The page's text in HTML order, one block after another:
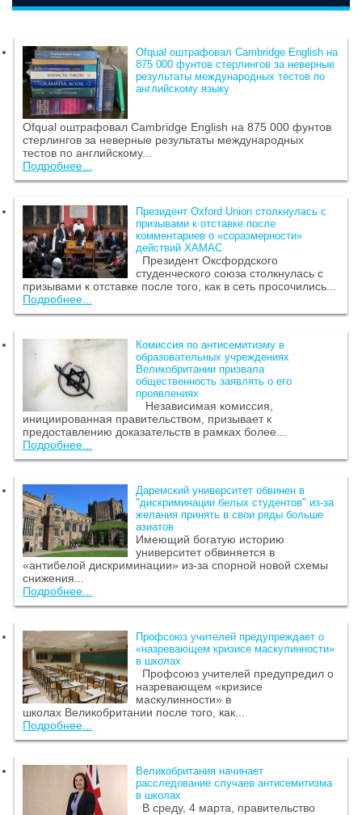
Ofqual оштрафовал Cambridge English на
875 000 фунтов стерлингов за неверные
результаты международных тестов по
английскому языку
Ofqual оштрафовал Cambridge English на 875 000 фунтов
стерлингов за неверные результаты международных
тестов по английскому...
Подробнее...
Президент Oxford Union столкнулась с
призывами к отставке после
комментариев о «соразмерности»
действий ХАМАС
Президент Оксфордского
студенческого союза столкнулась с
призывами к отставке после того, как в сеть просочились...
Подробнее...
Комиссия по антисемитизму в
образовательных учреждениях
Великобритании призвала
общественность заявлять о его
проявлениях
Независимая комиссия,
инициированная правительством, призывает к
предоставлению доказательств в рамках более...
Подробнее...
Даремский университет обвинен в
"дискриминации белых студентов" из-за
желания принять в свои ряды больше
азиатов
Имеющий богатую историю
университет обвиняется в
«антибелой дискриминации» из-за спорной новой схемы
снижения...
Подробнее...
Профсоюз учителей предупреждает о
«назревающем кризисе маскулинности»
в школах
Профсоюз учителей предупредил о
назревающем «кризисе
маскулинности» в
школах Великобритании после того, как...
Подробнее...
Великобритания начинает
расследование случаев антисемитизма
в школах
В среду, 4 марта, правительство